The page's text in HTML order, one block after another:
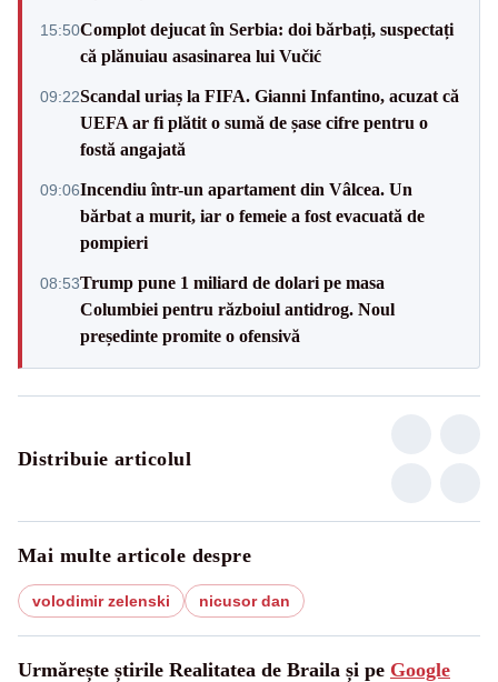
15:50Complot dejucat în Serbia: doi bărbați, suspectați
că plănuiau asasinarea lui Vučić
09:22Scandal uriaș la FIFA. Gianni Infantino, acuzat că
UEFA ar fi plătit o sumă de șase cifre pentru o
fostă angajată
09:06Incendiu într-un apartament din Vâlcea. Un
bărbat a murit, iar o femeie a fost evacuată de
pompieri
08:53Trump pune 1 miliard de dolari pe masa
Columbiei pentru războiul antidrog. Noul
președinte promite o ofensivă
Distribuie articolul
Mai multe articole despre
volodimir zelenski nicusor dan
Urmărește știrile Realitatea de Braila și pe Google